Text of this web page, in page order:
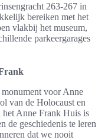
263-267 in
bereiken met het
vlakbij het museum,
parkeergarages
voor Anne
van de Holocaust en
het Anne Frank Huis is
de geschiedenis te leren
dat we nooit